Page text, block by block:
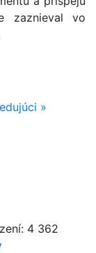
zaznieval vo
»
4 362